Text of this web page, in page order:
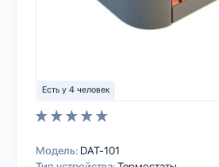
Есть у 4 человек
Модель: DAT-101